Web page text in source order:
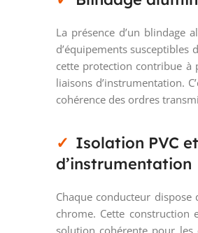
La présence d’un
d’équipements susceptibles
cette protection contribue à
liaisons d’instrumentation.
cohérence des ordres
Isolation PVC
d’instrumentation
Chaque conducteur dispose
chrome. Cette construction
solution cohérente pour